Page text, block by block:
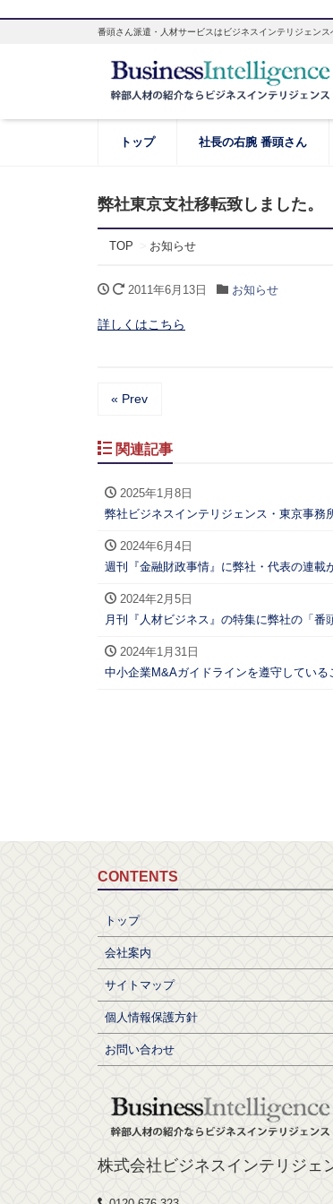
番頭さん派遣・人材サービスはビジネスインテリジェンス
トップ 社長の右腕 番頭さん
弊社東京支社移転致しました。
TOP お知らせ
2011年6月13日 お知らせ
詳しくはこちら
« Prev
関連記事
2025年1月8日
弊社ビジネスインテリジェンス・東京事務
2024年6月4日
週刊『金融財政事情』に弊社・代表の連載
2024年2月5日
月刊『人材ビジネス』の特集に弊社の「番
2024年1月31日
中小企業M&Aガイドラインを遵守している
CONTENTS
トップ
会社案内
サイトマップ
個人情報保護方針
お問い合わせ
株式会社ビジネスインテリジェ